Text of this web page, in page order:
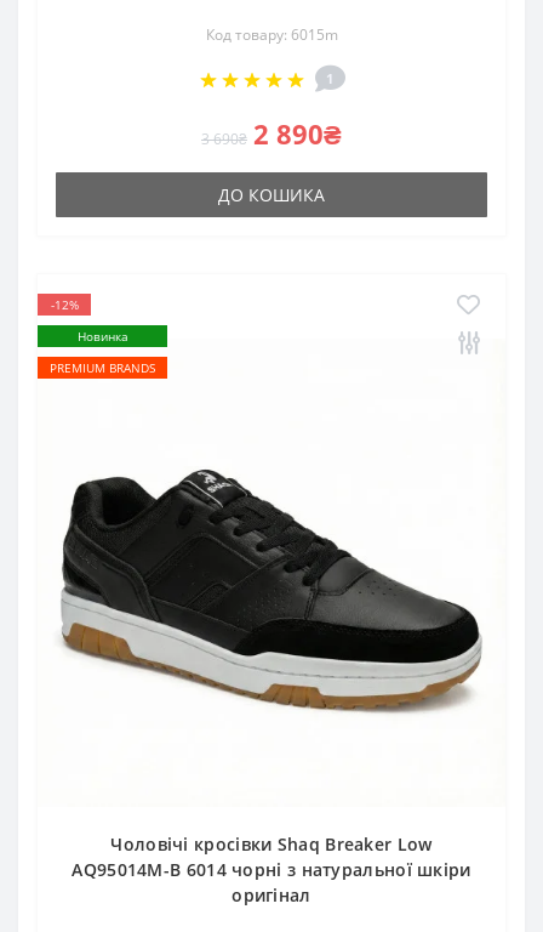
Код товару: 6015m
1
3 690₴ 2 890₴
ДО КОШИКА
-12%
Новинка
PREMIUM BRANDS
Чоловічі кросівки Shaq Breaker Low
AQ95014M-B 6014 чорні з натуральної шкіри
оригінал